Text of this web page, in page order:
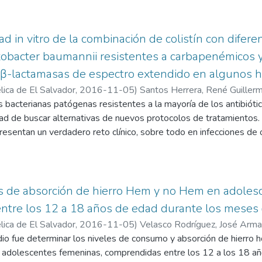
hacer selección previa al bioensayo de las recolectadas a
son que las larvas de Ae. aegypt presentaron menor
de la población no participaba en el diálogo. El aparente
salvadoreña, en este y en muchos otros asuntos
que hoy presenta ésta investigación. Preguntar y dar
el sistema político, para así tratar de explicar las
objetivo de esta investigación.
in vitro de la combinación de colistín con
baumannii resistentes a
lactamasas de espectro extendido en algunos
de El Salvador, 2016-11-05) Santos Herrera, René
bacterianas patógenas resistentes a la mayoría de los
de buscar alternativas de nuevos protocolos de
un verdadero reto clínico, sobre todo en infecciones de
Se plantea el objetivo de evaluar la actividad antibacteriana
a carbapenémicos y 48 cepas de K. pneumoniae
a diferentes antibióticos y no relacionadas
la concentración mínima inhibitoria (CMI) de colistí, ampicilina /
por el método de microdilución; posteriormente, mediante el
al asociar colistín con cada uno de estos antimicrobianos.
y sobre las que diferentes combinaciones actuaron
el tiempo, empleando los correspondientes antibióticos
de absorción de hierro Hem y no Hem en
los 12 a 18 años de edad durante los
de El Salvador, 2016-11-05) Velasco Rodríguez, José
fue determinar los niveles de consumo y absorción de hierro
femeninas, comprendidas entre los 12 a los 18